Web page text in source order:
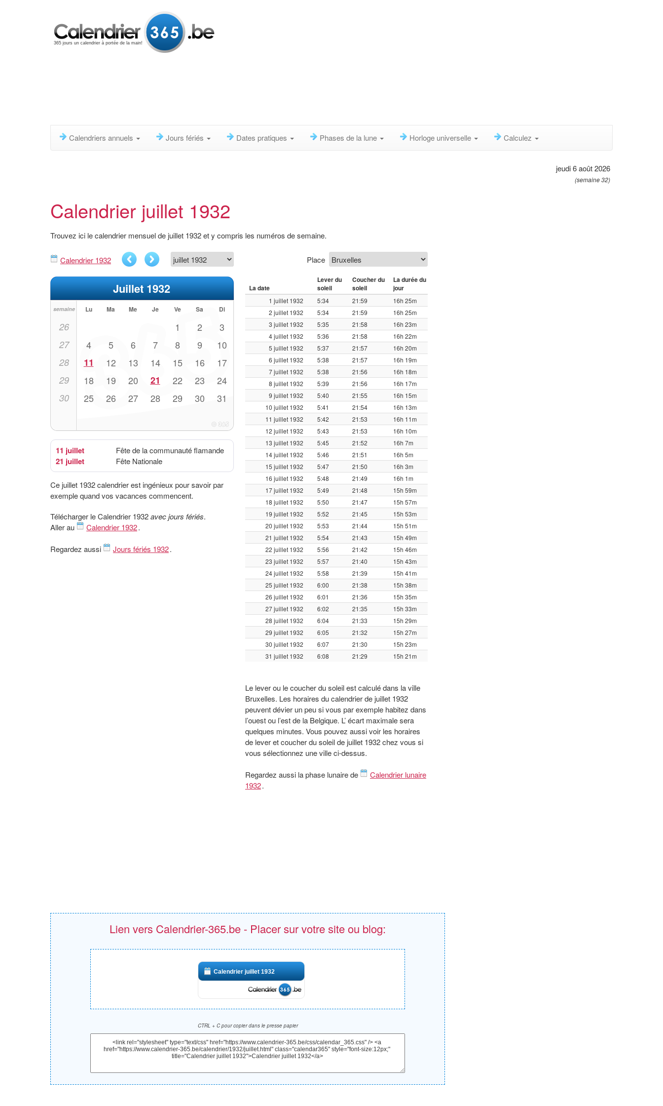
365 jours un calendrier à portée de la main!
Calendriers annuels Jours fériés Dates pratiques Phases de la lune Horloge universelle Calculez
jeudi 6 août 2026
(semaine 32)
Calendrier juillet 1932
Trouvez ici le calendrier mensuel de juillet 1932 et y compris les numéros de semaine.
Calendrier 1932
Juillet 1932
semaine Lu Ma Me Je Ve Sa Di
26 1 2 3
27 4 5 6 7 8 9 10
28 11 12 13 14 15 16 17
29 18 19 20 21 22 23 24
30 25 26 27 28 29 30 31
11 juillet Fête de la communauté flamande
21 juillet Fête Nationale
Ce juillet 1932 calendrier est ingénieux pour savoir par
exemple quand vos vacances commencent.
Télécharger le Calendrier 1932avec jours fériés.
Aller au
Calendrier 1932.
Regardez aussi Jours fériés 1932.
Place
La date
Lever du
soleil
Coucher du
soleil
La durée du
jour
1 juillet 1932 5:34 21:59
16h 25m
2 juillet 1932
5:34 21:59
16h 25m
3 juillet 1932
5:35 21:58
16h 23m
4 juillet 1932
5:36 21:58
16h 22m
5 juillet 1932
5:37 21:57
16h 20m
6 juillet 1932
5:38 21:57
16h 19m
7 juillet 1932
5:38 21:56
16h 18m
8 juillet 1932
5:39 21:56
16h 17m
9 juillet 1932
5:40 21:55
16h 15m
10 juillet 1932
5:41 21:54
16h 13m
11 juillet 1932
5:42 21:53
16h 11m
12 juillet 1932
5:43 21:53
16h 10m
13 juillet 1932
5:45 21:52
16h 7m
14 juillet 1932
5:46 21:51
16h 5m
15 juillet 1932
5:47 21:50
16h 3m
16 juillet 1932
5:48 21:49
16h 1m
17 juillet 1932
5:49 21:48
15h 59m
18 juillet 1932
5:50 21:47
15h 57m
19 juillet 1932
5:52 21:45
15h 53m
20 juillet 1932
5:53 21:44
15h 51m
21 juillet 1932
5:54 21:43
15h 49m
22 juillet 1932
5:56 21:42
15h 46m
23 juillet 1932
5:57 21:40
15h 43m
24 juillet 1932
5:58 21:39
15h 41m
25 juillet 1932
6:00 21:38
15h 38m
26 juillet 1932
6:01 21:36
15h 35m
27 juillet 1932
6:02 21:35
15h 33m
28 juillet 1932
6:04 21:33
15h 29m
29 juillet 1932
6:05 21:32
15h 27m
30 juillet 1932
6:07 21:30
15h 23m
31 juillet 1932
6:08 21:29 15h 21m
Le lever ou le coucher du soleil est calculé dans la ville
Bruxelles. Les horaires du calendrier de juillet 1932
peuvent dévier un peu si vous par exemple habitez dans
l’ouest ou l’est de la Belgique. L’ écart maximale sera
quelques minutes. Vous pouvez aussi voir les horaires
de lever et coucher du soleil de juillet 1932 chez vous si
vous sélectionnez une ville ci-dessus.
Regardez aussi la phase lunaire de
Calendrier lunaire
1932.
Lien vers Calendrier-365.be - Placer sur votre site ou blog:
Calendrier juillet 1932
CTRL + C pour copier dans le presse papier